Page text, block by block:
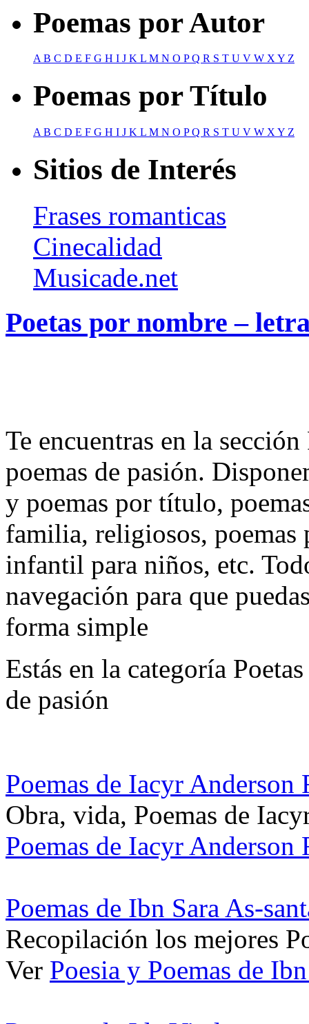
Poemas por Autor
AB C D E F G H I J K L M N O PQ R S T U V W XY Z
Poemas por Título
A B C D E F G H I J K L M N O PQ R S T U V W X Y Z
Sitios de Interés
Frases romanticas
Cinecalidad
Musicade.net
Poetas por nombre –
Te encuentras en la
poemas de pasión.
y poemas por título,
familia, religiosos, poemas
infantil para niños, etc.
navegación para que
forma simple
Estás en la categoría
de pasión
Poemas de Iacyr Anderson
Obra, vida, Poemas de
Poemas de Iacyr Anderson
Poemas de Ibn Sara As-
Recopilación los mejores
Ver Poesia y Poemas de